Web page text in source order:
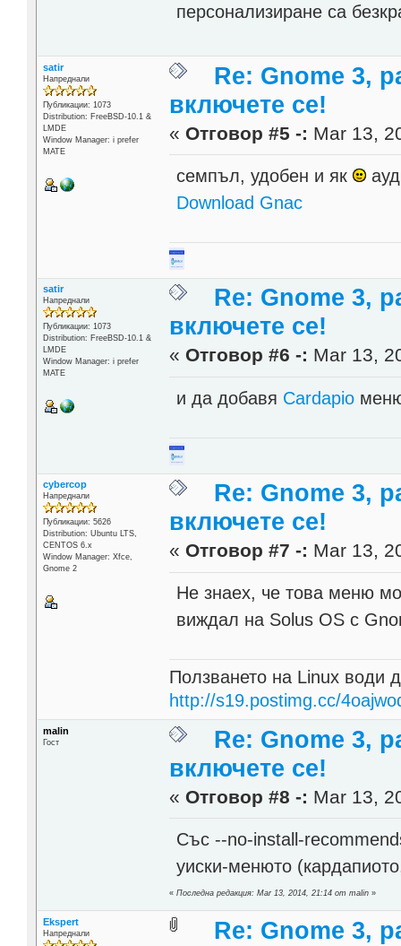
персонализиране са
satir
Напреднали
Публикации: 1073
Distribution: FreeBSD-10.1 &
LMDE
Window Manager: i prefer
MATE
Re: Gnome 3,
включете се!
« Отговор #5 -: Mar 13,
семпъл, удобен и як
Download Gnac
satir
Напреднали
Публикации: 1073
Distribution: FreeBSD-10.1 &
LMDE
Window Manager: i prefer
MATE
Re: Gnome 3,
включете се!
« Отговор #6 -: Mar 13,
и да добавя Cardapio
cybercop
Напреднали
Публикации: 5626
Distribution: Ubuntu LTS,
CENTOS 6.x
Window Manager: Xfce,
Gnome 2
Re: Gnome 3,
включете се!
« Отговор #7 -: Mar 13,
Не знаех, че това меню
виждал на Solus OS с
Ползването на Linux води
http://s19.postimg.cc/
malin
Гост
Re: Gnome 3,
включете се!
« Отговор #8 -: Mar 13,
Със --no-install-
уиски-менюто
«Последна редакция: Mar 13, 2014, 21:14 от malin »
Ekspert
Напреднали
Re: Gnome 3,